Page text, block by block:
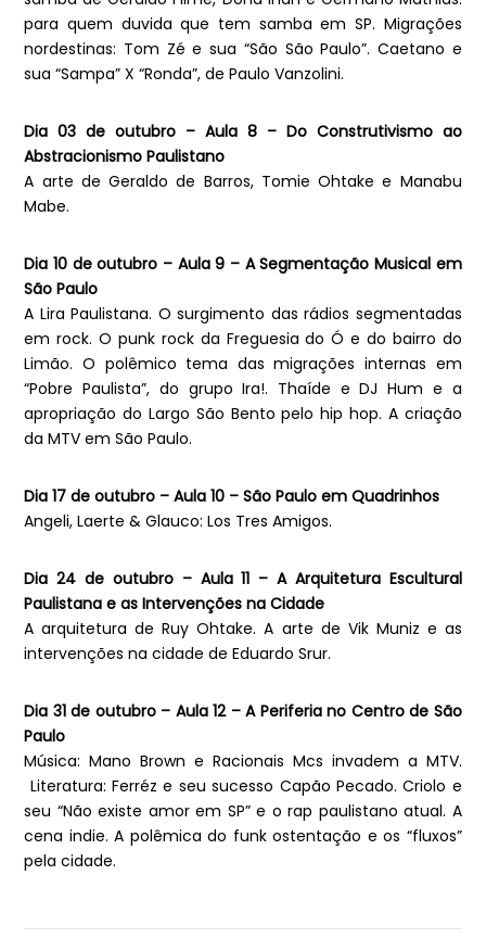
para quem duvida que tem samba em SP. Migrações
nordestinas: Tom Zé e sua “São São Paulo”. Caetano e
sua “Sampa” X “Ronda”, de Paulo Vanzolini.
Dia 03 de outubro – Aula 8 – Do Construtivismo ao
Abstracionismo Paulistano
A arte de Geraldo de Barros, Tomie Ohtake e Manabu
Mabe.
Dia 10 de outubro – Aula 9 – A Segmentação Musical em
São Paulo
A Lira Paulistana. O surgimento das rádios segmentadas
em rock. O punk rock da Freguesia do Ó e do bairro do
Limão. O polêmico tema das migrações internas em
“Pobre Paulista”, do grupo Ira!. Thaíde e DJ Hum e a
apropriação do Largo São Bento pelo hip hop. A criação
da MTV em São Paulo.
Dia 17 de outubro – Aula 10 – São Paulo em Quadrinhos
Angeli, Laerte & Glauco: Los Tres Amigos.
Dia 24 de outubro – Aula 11 – A Arquitetura Escultural
Paulistana e as Intervenções na Cidade
A arquitetura de Ruy Ohtake. A arte de Vik Muniz e as
intervenções na cidade de Eduardo Srur.
Dia 31 de outubro – Aula 12 – A Periferia no Centro de São
Paulo
Música: Mano Brown e Racionais Mcs invadem a MTV.
Literatura: Ferréz e seu sucesso Capão Pecado. Criolo e
seu “Não existe amor em SP” e o rap paulistano atual. A
cena indie. A polêmica do funk ostentação e os “fluxos”
pela cidade.